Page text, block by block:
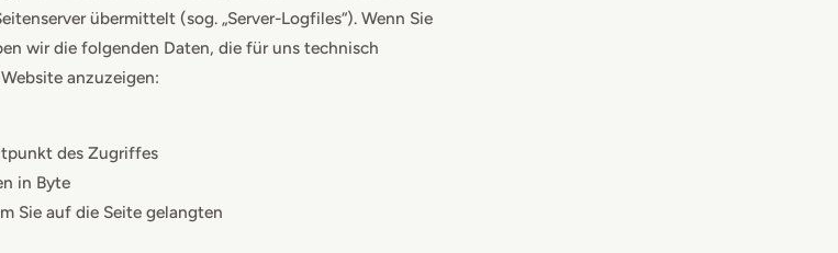
übermittelt (sog. „Server-Logfiles“). Wenn Sie
wir die folgenden Daten, die für uns technisch
anzuzeigen:
des Zugriffes
in Byte
Sie auf die Seite gelangten